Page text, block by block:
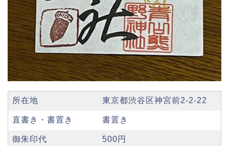
所在地 東京都渋谷区神宮前2-2-22
直書き・書置き 書置き
御朱印代 500円